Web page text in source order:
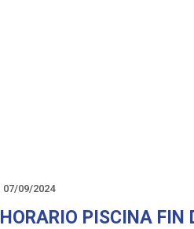
07/09/2024
HORARIO PISCINA FIN